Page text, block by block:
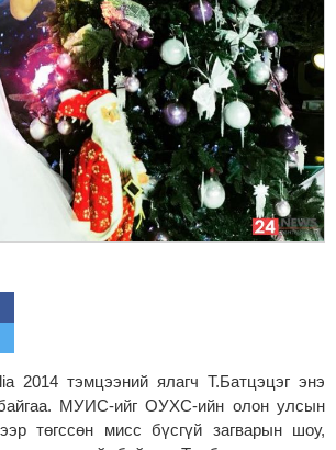
2014 тэмцээний ялагч Т.Батцэцэг энэ
МУИС-ийг ОУХС-ийн олон улсын
төгссөн мисс бүсгүй загварын шоу,